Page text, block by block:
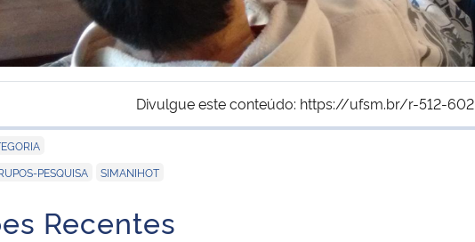
Divulgue este conteúdo: https://ufsm.br/r-512-602
PESQUISA SIMANIHOT
Recentes